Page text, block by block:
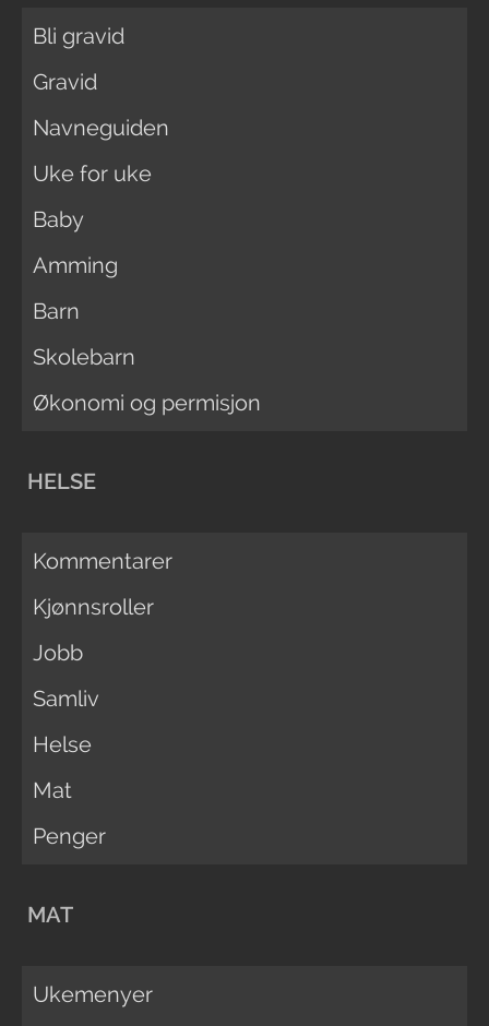
Bli gravid
Gravid
Navneguiden
Uke for uke
Baby
Amming
Barn
Skolebarn
Økonomi og permisjon
HELSE
Kommentarer
Kjønnsroller
Jobb
Samliv
Helse
Mat
Penger
MAT
Ukemenyer